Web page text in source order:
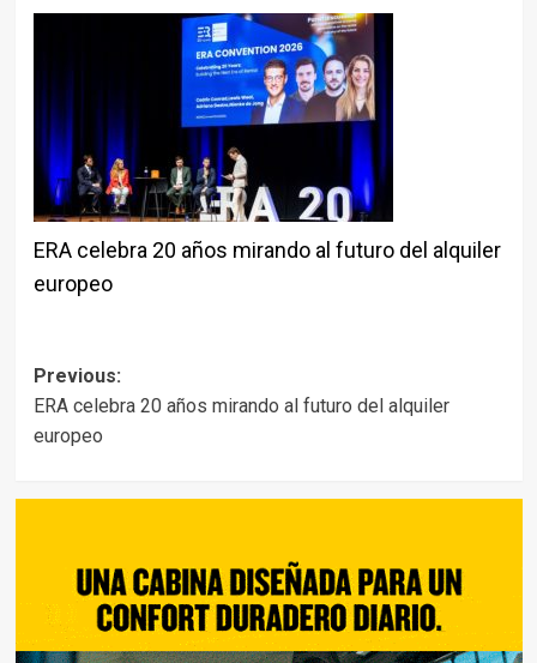
ERA celebra 20 años mirando al futuro del alquiler
europeo
Post
navigation
Previous:
ERA celebra 20 años mirando al futuro del alquiler
europeo